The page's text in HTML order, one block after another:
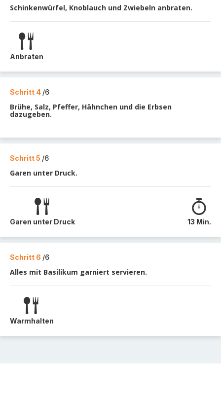
Schinkenwürfel, Knoblauch und Zwiebeln anbraten.
Anbraten
Schritt 4 /6
Brühe, Salz, Pfeffer, Hähnchen und die Erbsen
dazugeben.
Schritt 5 /6
Garen unter Druck.
Garen unter Druck 13 Min.
Schritt 6 /6
Alles mit Basilikum garniert servieren.
Warmhalten